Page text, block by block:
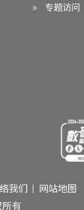
专题访问
我们
网站地图
有